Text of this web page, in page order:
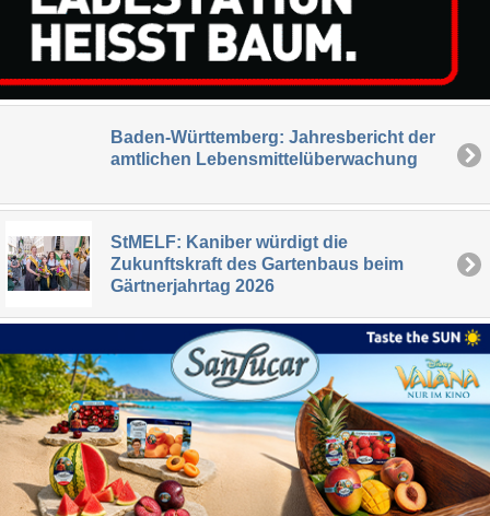
Baden-Württemberg: Jahresbericht der
amtlichen Lebensmittelüberwachung
StMELF: Kaniber würdigt die
Zukunftskraft des Gartenbaus beim
Gärtnerjahrtag 2026